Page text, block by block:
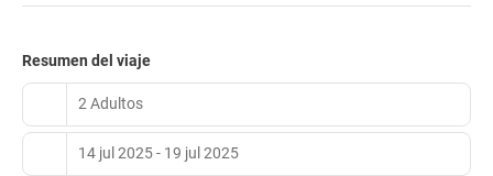
conectado directamente al hotel. El Centro de Convenciones de
Internacional McCarran está a menos de 4 kilómetros. Las
piscinas y jacuzzis del hotel tienen vistas al Strip. El hotel cuenta
con sus propios teatros con espectáculos en vivo todas las
excelente opción para unas vacaciones divertidas y cómodas en
esta icónica ciudad. Las lujosas habitaciones están equipadas
Resumen del viaje
2 Adultos
14 jul 2025 - 19 jul 2025